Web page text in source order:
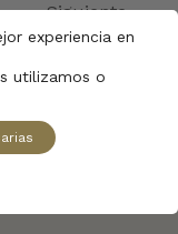
Siguiente
Diario
experiencia en
utilizamos o